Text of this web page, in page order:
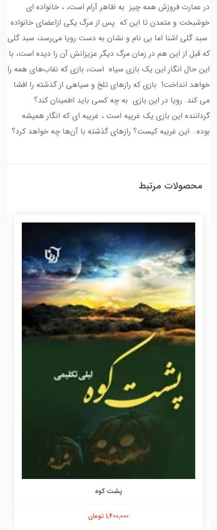
در عمارت فروزش همه چیز به ظاهر آرام است، ، خانواده ای
خوشبخت و متمدن تا این که پس از مرگ یکی ازاعضای خانواده
سبد گلی اشنا اما بی نام و نشان به دست رویا می‌رسد، سبد گلی
که قبل از این هم در زمان مرگ دیگر عزیزانش آن را دیده است، با
این حال انگار این یک بازی سیاه است، بازی که نقاب‌های همه را
خواهد انداخت! بازی که رازهای تلخ و سیاهی از گذشته را افشا
می کند. رویا در این بازی به چه کسی باید اطمینان کند؟
گرداننده این بازی یک غریبه است ، غریبه ای که انگار همیشه
بوده...این غریبه کیست؟ رازهای گذشته با آن‌ها چه خواهد کرد؟
محصولات مرتبط
پشت کوه
1,400,000 تومان